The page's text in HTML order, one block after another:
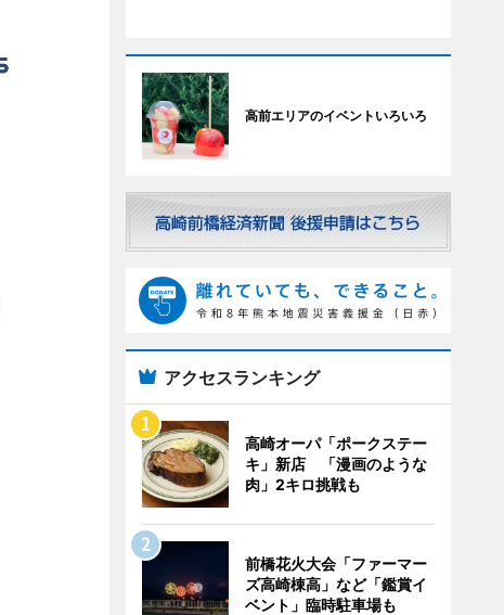
高前エリアのイベントいろいろ
アクセスランキング
高崎オーパ「ポークステー
キ」新店 「漫画のような
肉」2キロ挑戦も
前橋花火大会「ファーマー
ズ高崎棟高」など「鑑賞イ
ベント」臨時駐車場も